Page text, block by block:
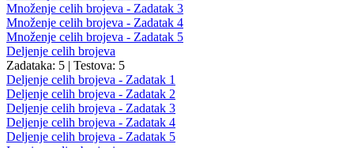
Množenje celih brojeva - Zadatak 3
Množenje celih brojeva - Zadatak 4
Množenje celih brojeva - Zadatak 5
Deljenje celih brojeva
Zadataka: 5 | Testova: 5
Deljenje celih brojeva - Zadatak 1
Deljenje celih brojeva - Zadatak 2
Deljenje celih brojeva - Zadatak 3
Deljenje celih brojeva - Zadatak 4
Deljenje celih brojeva - Zadatak 5